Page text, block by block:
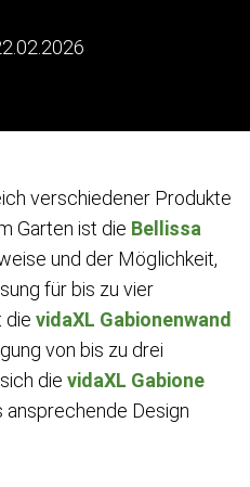
verschiedener Produkte
Garten ist die Bellissa
und der Möglichkeit,
für bis zu vier
die vidaXL Gabionenwand
von bis zu drei
die vidaXL Gabione
ansprechende Design